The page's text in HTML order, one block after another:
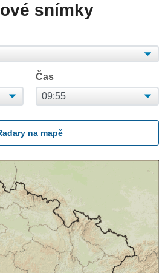
snímky
Čas
na mapě